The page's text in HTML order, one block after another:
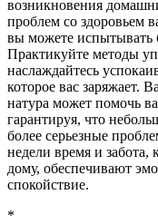
возникновения
проблем со здоровьем
вы можете испытывать
Практикуйте методы
наслаждайтесь
которое вас заряжает.
натура может помочь
гарантируя, что
более серьезные
недели время и забота,
дому, обеспечивают
спокойствие.
*